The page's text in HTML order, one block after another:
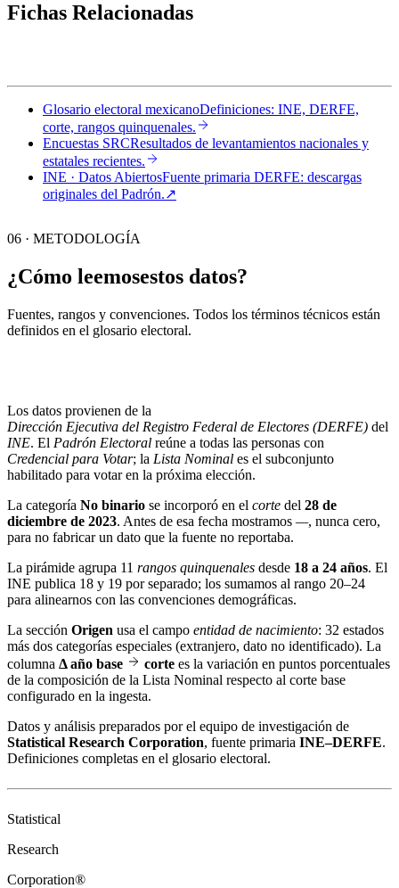
Fichas Relacionadas
Glosario electoral mexicanoDefiniciones: INE, DERFE,
corte, rangos quinquenales.
Encuestas SRCResultados de levantamientos nacionales y
estatales recientes.
INE · Datos AbiertosFuente primaria DERFE: descargas
originales del Padrón.↗︎
06 · METODOLOGÍA
¿Cómo leemosestos datos?
Fuentes, rangos y convenciones. Todos los términos técnicos están
definidos en el glosario electoral.
Los datos provienen de la
Dirección Ejecutiva del Registro Federal de Electores (DERFE) del
INE. El Padrón Electoral reúne a todas las personas con
Credencial para Votar; la Lista Nominal es el subconjunto
habilitado para votar en la próxima elección.
La categoría No binario se incorporó en el corte del 28 de
diciembre de 2023. Antes de esa fecha mostramos —, nunca cero,
para no fabricar un dato que la fuente no reportaba.
La pirámide agrupa 11 rangos quinquenales desde 18 a 24 años. El
INE publica 18 y 19 por separado; los sumamos al rango 20–24
para alinearnos con las convenciones demográficas.
La sección Origen usa el campo entidad de nacimiento: 32 estados
más dos categorías especiales (extranjero, dato no identificado). La
columna Δ año base corte es la variación en puntos porcentuales
de la composición de la Lista Nominal respecto al corte base
configurado en la ingesta.
Datos y análisis preparados por el equipo de investigación de
Statistical Research Corporation, fuente primaria INE–DERFE.
Definiciones completas en el glosario electoral.
Statistical
Research
Corporation®